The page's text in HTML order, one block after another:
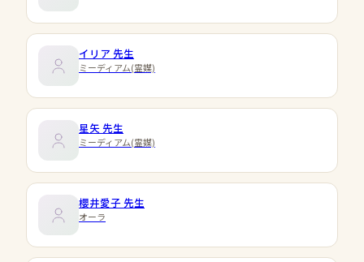
イリア 先生
ミーディアム(霊媒)
星矢 先生
ミーディアム(霊媒)
櫻井愛子 先生
オーラ